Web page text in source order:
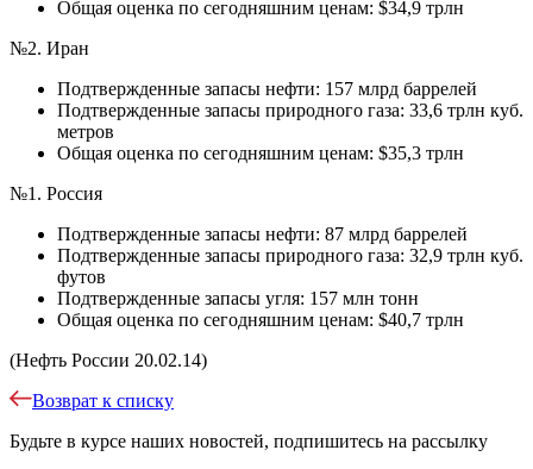
Общая оценка по сегодняшним ценам: $34,9 трлн
№2. Иран
Подтвержденные запасы нефти: 157 млрд баррелей
Подтвержденные запасы природного газа: 33,6 трлн куб.
метров
Общая оценка по сегодняшним ценам: $35,3 трлн
№1. Россия
Подтвержденные запасы нефти: 87 млрд баррелей
Подтвержденные запасы природного газа: 32,9 трлн куб.
футов
Подтвержденные запасы угля: 157 млн тонн
Общая оценка по сегодняшним ценам: $40,7 трлн
(Нефть России 20.02.14)
Возврат к списку
Будьте в курсе наших новостей, подпишитесь на рассылку